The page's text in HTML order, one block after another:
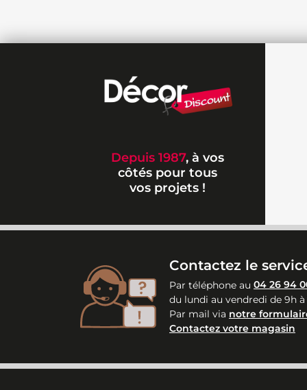
Depuis 1987, à vos
côtés pour tous
vos projets !
Contactez le
Par téléphone au 04 26 94
du lundi au vendredi de 9h à
Par mail via notre
Contactez votre magasin